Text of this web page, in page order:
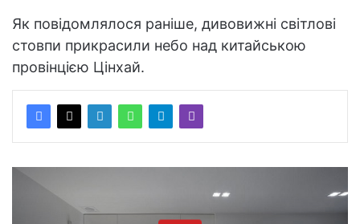
Як повідомлялося раніше, дивовижні світлові
стовпи прикрасили небо над китайською
провінцією Цінхай.